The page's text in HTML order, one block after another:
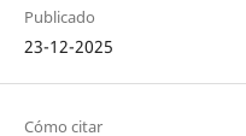
Publicado
23-12-2025
Cómo citar